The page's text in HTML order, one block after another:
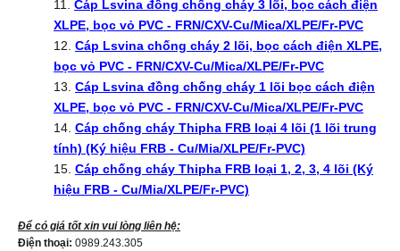
Cáp Lsvina đồng chống cháy 3 lõi, bọc cách điện
XLPE, bọc vỏ PVC - FRN/CXV-Cu/Mica/XLPE/Fr-PVC
Cáp Lsvina chống cháy 2 lõi, bọc cách điện XLPE,
bọc vỏ PVC - FRN/CXV-Cu/Mica/XLPE/Fr-PVC
Cáp Lsvina đồng chống cháy 1 lõi bọc cách điện
XLPE, bọc vỏ PVC - FRN/CXV-Cu/Mica/XLPE/Fr-PVC
Cáp chống cháy Thipha FRB loại 4 lõi (1 lõi trung
tính) (Ký hiệu FRB - Cu/Mia/XLPE/Fr-PVC)
Cáp chống cháy Thipha FRB loại 1, 2, 3, 4 lõi (Ký
hiệu FRB - Cu/Mia/XLPE/Fr-PVC)
Để có giá tốt xin vui lòng liên hệ:
Điện thoại: 0989.243.305